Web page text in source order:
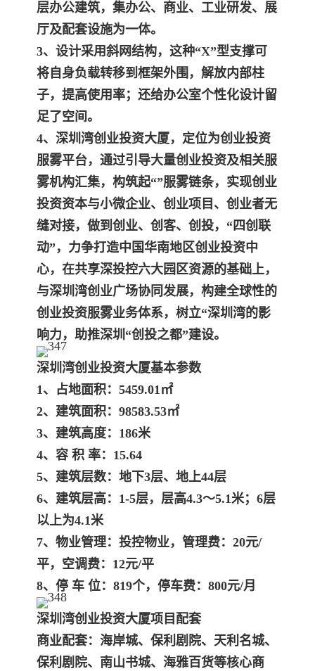
层办公建筑，集办公、商业、工业研发、展
厅及配套设施为一体。
3、设计采用斜网结构，这种“X”型支撑可
将自身负载转移到框架外围，解放内部柱
子，提高使用率；还给办公室个性化设计留
足了空间。
4、 深圳湾创业投资大厦，定位为创业投资
服雾平台，通过引导大量创业投资及相关服
雾机构汇集，构筑起“”服雾链条，实现创业
投资资本与小微企业、创业项目、创业者无
缝对接，做到创业、创客、创投，“四创联
动”，力争打造中国华南地区创业投资中
心，在共享深投控六大园区资源的基础上，
与深圳湾创业广场协同发展，构建全球性的
创业投资服雾业务体系，树立“深圳湾的影
响力，助推深圳“创投之都”建设。
深圳湾创业投资大厦基本参数
1、占地面积：5459.01㎡
2、建筑面积：98583.53㎡
3、建筑高度：186米
4、容 积 率：15.64
5、建筑层数：地下3层、地上44层
6、建筑层高：1-5层，层高4.3～5.1米；6层
以上为4.1米
7、物业管理：投控物业，管理费：20元/
平，空调费：12元/平
8、停 车 位：819个，停车费：800元/月
深圳湾创业投资大厦项目配套
商业配套：海岸城、保利剧院、天利名城、
保利剧院、南山书城、海雅百货等核心商